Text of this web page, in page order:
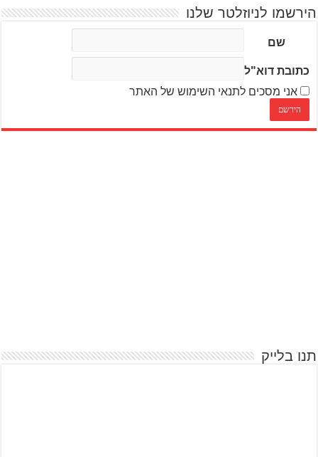
הירשמו לניוזלטר שלנו
שם
כתובת דוא"ל
אני מסכים לתנאי השימוש של האתר
תנו בלייק